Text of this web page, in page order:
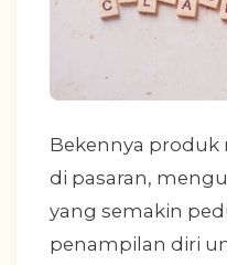
Bekennya
di pasaran,
yang semakin
penampilan diri